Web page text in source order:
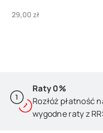
Cena
29,00 zł
Raty 0%
Rozłóż płatność
wygodne raty z